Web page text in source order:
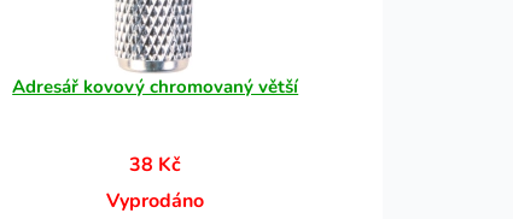
Adresář kovový chromovaný větší
38 Kč
Vyprodáno